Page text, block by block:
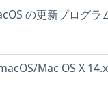
の更新プログラ
Mac OS X